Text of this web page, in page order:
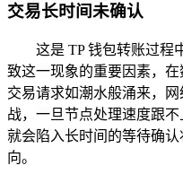
交易长时间未确认
这是 TP 钱包转账过程
致这一现象的重要因素，
交易请求如潮水般涌来，
战，一旦节点处理速度跟
就会陷入长时间的等待确
向。